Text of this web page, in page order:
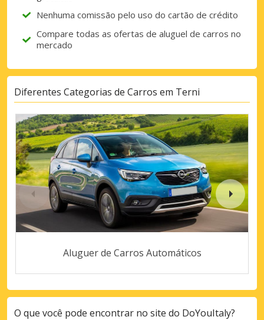
Nenhuma comissão pelo uso do cartão de crédito
Compare todas as ofertas de aluguel de carros no
mercado
Diferentes Categorias de Carros em Terni
Aluguer de Carros Automáticos
O que você pode encontrar no site do DoYouItaly?